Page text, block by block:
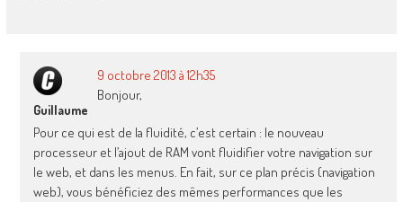
Guillaume
9 octobre 2013 à 12h35
Bonjour,
Pour ce qui est de la fluidité, c’est certain : le nouveau
processeur et l’ajout de RAM vont fluidifier votre navigation sur
le web, et dans les menus. En fait, sur ce plan précis (navigation
web), vous bénéficiez des mêmes performances que les